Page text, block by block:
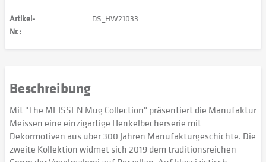
Artikel-
Nr.:
DS_HW21033
Beschreibung
Mit "The MEISSEN Mug Collection" präsentiert die Manufaktur
Meissen eine einzigartige Henkelbecherserie mit
Dekormotiven aus über 300 Jahren Manufakturgeschichte. Die
zweite Kollektion widmet sich 2019 dem traditionsreichen